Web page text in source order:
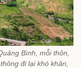
Bình, mỗi thôn,
đi lại khó khăn,